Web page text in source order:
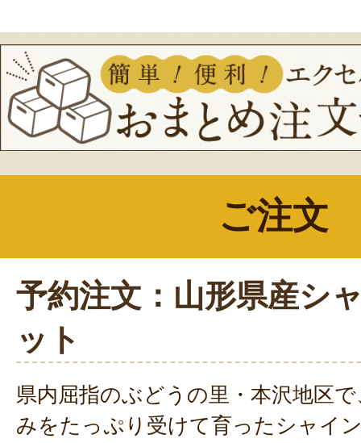
ご注文
予約注文：山形県産シ
ット
県内屈指のぶどうの里・本沢地区
みをたっぷり受けて育ったシャイ